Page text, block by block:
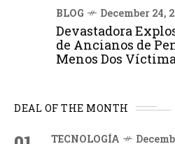
BLOG December 24,
Devastadora
de Ancianos de
Menos Dos
DEAL OF THE MONTH
TECNOLOGÍA